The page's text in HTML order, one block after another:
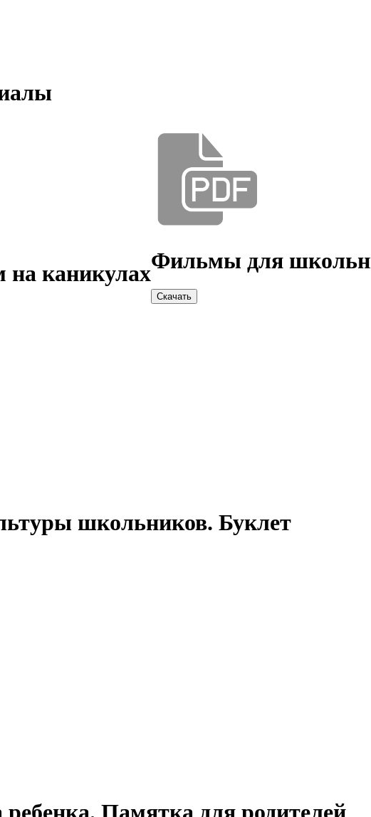
на каникулах
Фильмы для
Скачать
школьников. Буклет